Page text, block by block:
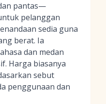
pantas—
pelanggan
sedia guna
berat. Ia
dan medan
Harga biasanya
sebut
penggunaan dan